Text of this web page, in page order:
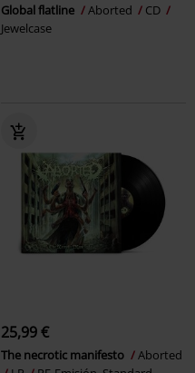
Global flatline Aborted
CD
Jewelcase
25,99 €
The necrotic manifesto
Aborted